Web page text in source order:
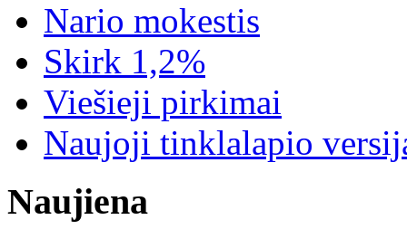
Nario mokestis
Skirk 1,2%
Viešieji pirkimai
Naujoji tinklalapio
Naujiena